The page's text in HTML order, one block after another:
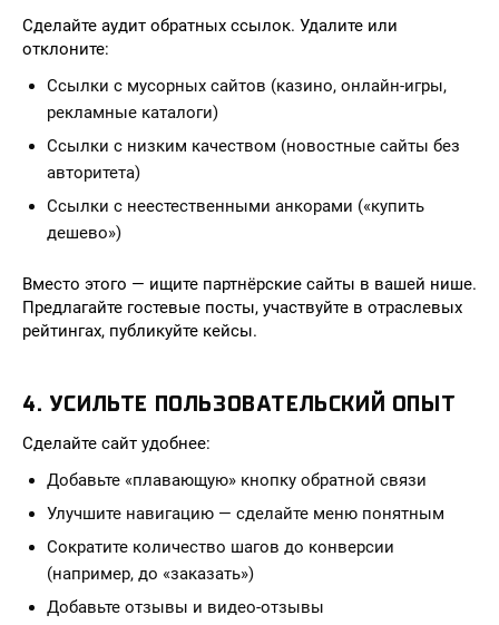
Сделайте аудит обратных ссылок. Удалите или
отклоните:
Ссылки с мусорных сайтов (казино, онлайн-игры,
рекламные каталоги)
Ссылки с низким качеством (новостные сайты без
авторитета)
Ссылки с неестественными анкорами («купить
дешево»)
Вместо этого — ищите партнёрские сайты в вашей нише.
Предлагайте гостевые посты, участвуйте в отраслевых
рейтингах, публикуйте кейсы.
4. УСИЛЬТЕ ПОЛЬЗОВАТЕЛЬСКИЙ ОПЫТ
Сделайте сайт удобнее:
Добавьте «плавающую» кнопку обратной связи
Улучшите навигацию — сделайте меню понятным
Сократите количество шагов до конверсии
(например, до «заказать»)
Добавьте отзывы и видео-отзывы